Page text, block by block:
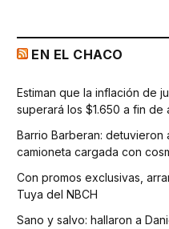
EN EL CHACO
Estiman que la inflación de
superará los $1.650 a fin de
Barrio Barberan:
camioneta cargada con
Con promos exclusivas,
Tuya del NBCH
Sano y salvo: hallaron a